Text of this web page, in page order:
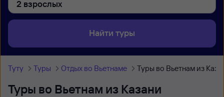
Найти туры
Туту Туры Отдых во Вьетнаме Туры во Вьетнам из
Туры во Вьетнам из Казани